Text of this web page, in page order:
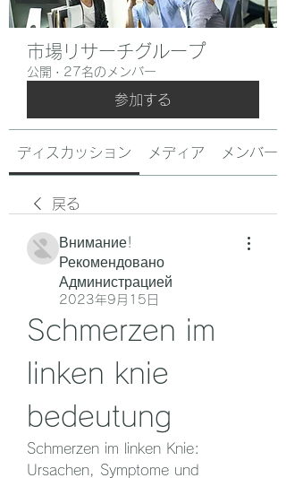
市場リサーチグループ
公開 · 27名のメンバー
参加する
ディスカッション メディア メンバー
戻る
Внимание!
Рекомендовано
Администрацией
2023年9月15日
Schmerzen im
linken knie
bedeutung
Schmerzen im linken Knie:
Ursachen, Symptome und